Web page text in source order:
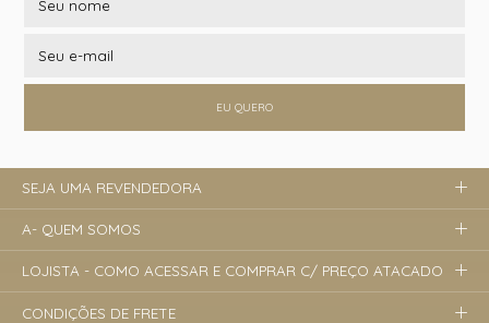
EU QUERO
SEJA UMA REVENDEDORA
A- QUEM SOMOS
LOJISTA - COMO ACESSAR E COMPRAR C/ PREÇO ATACADO
CONDIÇÕES DE FRETE